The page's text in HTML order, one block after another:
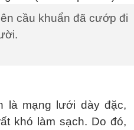
cầu khuẩn đã cướp đi
là mạng lưới dày đặc,
khó làm sạch. Do đó,